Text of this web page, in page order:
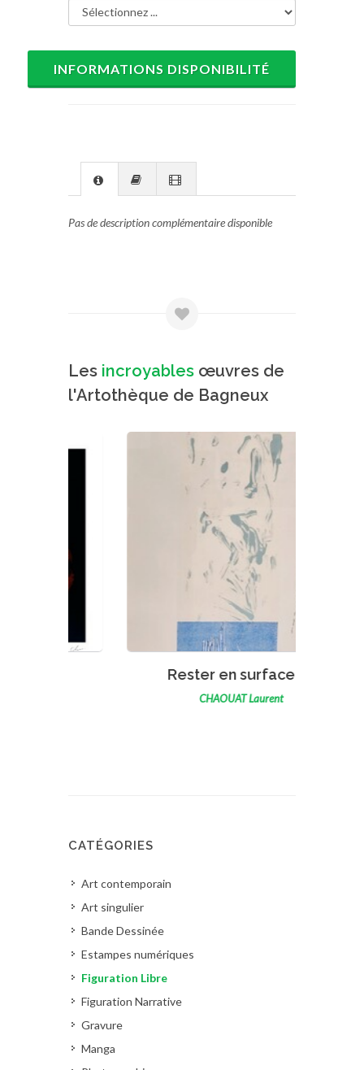
INFORMATIONS DISPONIBILITÉ
Pas de description complémentaire disponible
Les incroyables œuvres de
l'Artothèque de Bagneux
VOIR L'ŒUVRE
Rester en surface- ...
CHAOUAT Laurent
CATÉGORIES
Art contemporain
Art singulier
Bande Dessinée
Estampes numériques
Figuration Libre
Figuration Narrative
Gravure
Manga